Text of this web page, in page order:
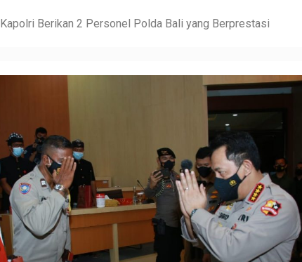
Kapolri Berikan 2 Personel Polda Bali yang Berprestasi